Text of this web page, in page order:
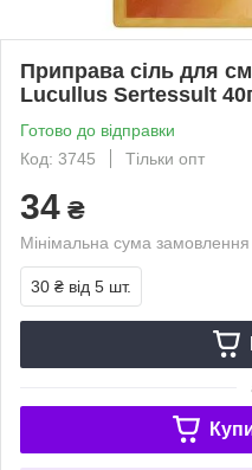
Приправа cіль для
Lucullus Sertessult
Готово до відправки
Код: 3745
Тільки опт
34 ₴
Мінімальна сума
30 ₴ від 5 шт.